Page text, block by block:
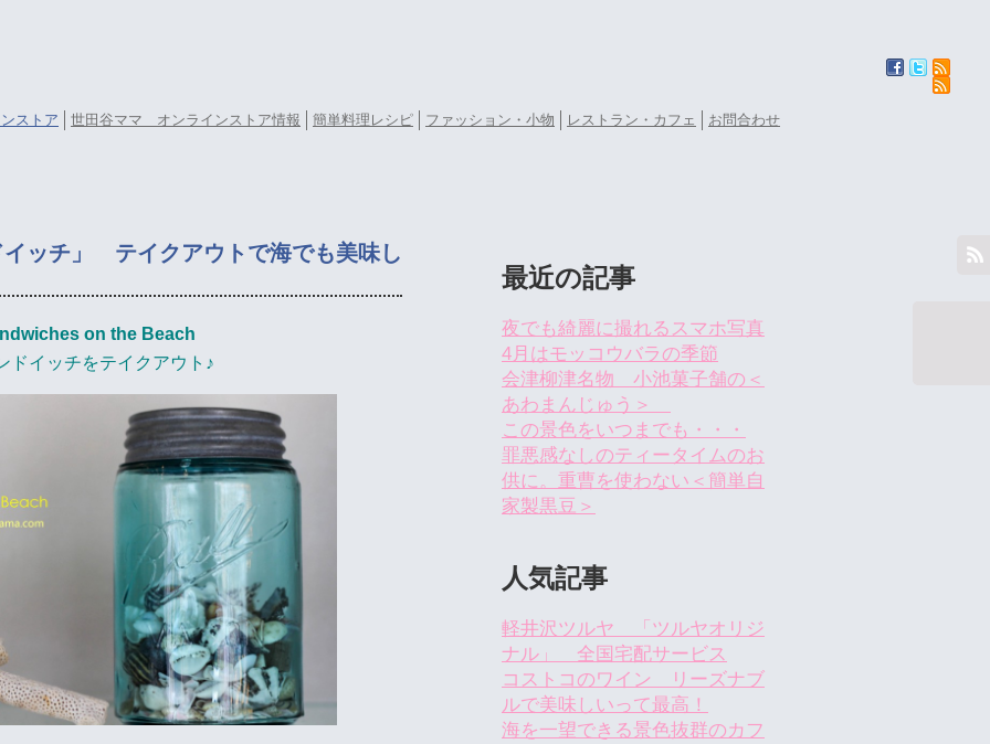
ストア 世田谷ママ オンラインストア情報 簡単料理レシピ ファッション・小物 レストラン・カフェ お問合わせ
ッチ」 テイクアウトで海でも美味し
on the Beach
ドイッチをテイクアウト♪
最近の記事
夜でも綺麗に撮れるスマホ写真
4月はモッコウバラの季節
会津柳津名物 小池菓子舗の＜
あわまんじゅう＞
この景色をいつまでも・・・
罪悪感なしのティータイムのお
供に。重曹を使わない＜簡単自
家製黒豆＞
人気記事
軽井沢ツルヤ 「ツルヤオリジ
ナル」 全国宅配サービス
コストコのワイン リーズナブ
ルで美味しいって最高！
海を一望できる景色抜群のカフ